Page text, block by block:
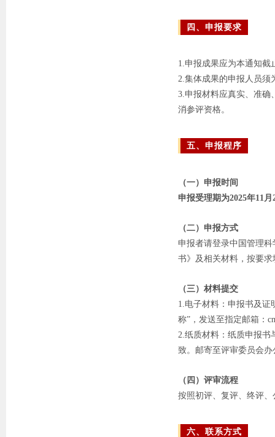
四、申报要求
1.申报成果应为本通知
2.集体成果的申报人员须
3.申报材料应真实、准确
消参评资格。
五、申报程序
（一）申报时间
申报受理期为2025年11
（二）申报方式
申报者请登录中国管理科
书》及相关材料，按要
（三）材料提交
1.电子材料：申报书及证
称”，发送至指定邮箱：
2.纸质材料：纸质申报书
致。邮寄至评审委员会办
（四）评审流程
按照初评、复评、终评
六、联系方式